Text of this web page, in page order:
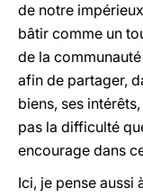
de notre
bâtir comme un
de la
afin de partager,
biens, ses
pas la difficulté
encourage dans
Ici, je pense aussi